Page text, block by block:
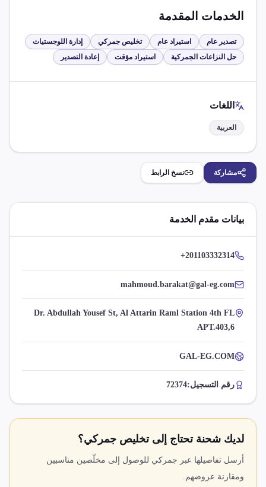
الخدمات المقدمة
تصدير عام استيراد عام تخليص جمركي
إدارة اللوجستيات
حل النزاعات الجمركية
استيراد مؤقت إعادة التصدير
اللغات
العربية
مشاركة نسخ الرابط
بيانات مقدم الخدمة
+201103332314
mahmoud.barakat@gal-eg.com
Dr. Abdullah Yousef St, Al Attarin Raml Station 4th FL
APT.403,6
GAL-EG.COM
رقم التسجيل:72374
لديك شحنة تحتاج إلى تخليص جمركي؟
أرسل تفاصيلها عبر جمركي للوصول إلى مخلّصين مناسبين
ومقارنة عروضهم.